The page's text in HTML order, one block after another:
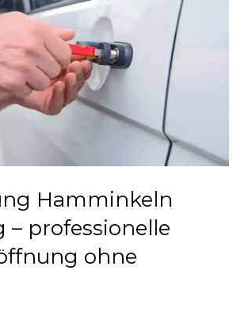
Hamminkeln
– professionelle
ohne